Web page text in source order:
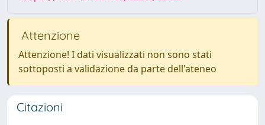
Attenzione
Attenzione! I dati visualizzati non sono stati
sottoposti a validazione da parte dell'ateneo
Citazioni